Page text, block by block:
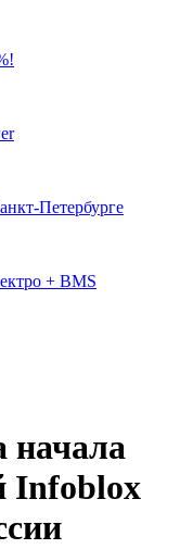
Петербурге
+ BMS
начала
Infoblox